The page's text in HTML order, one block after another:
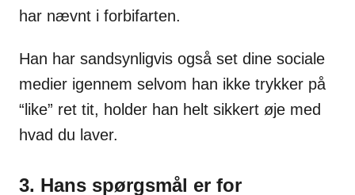
har nævnt i forbifarten.
Han har sandsynligvis også set dine sociale
medier igennem selvom han ikke trykker på
“like” ret tit, holder han helt sikkert øje med
hvad du laver.
3. Hans spørgsmål er for